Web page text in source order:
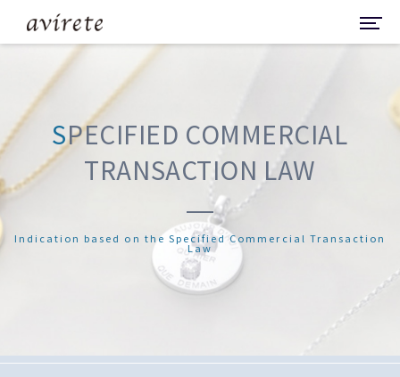
SPECIFIED COMMERCIAL
TRANSACTION LAW
Indication based on the Specified Commercial Transaction
Law